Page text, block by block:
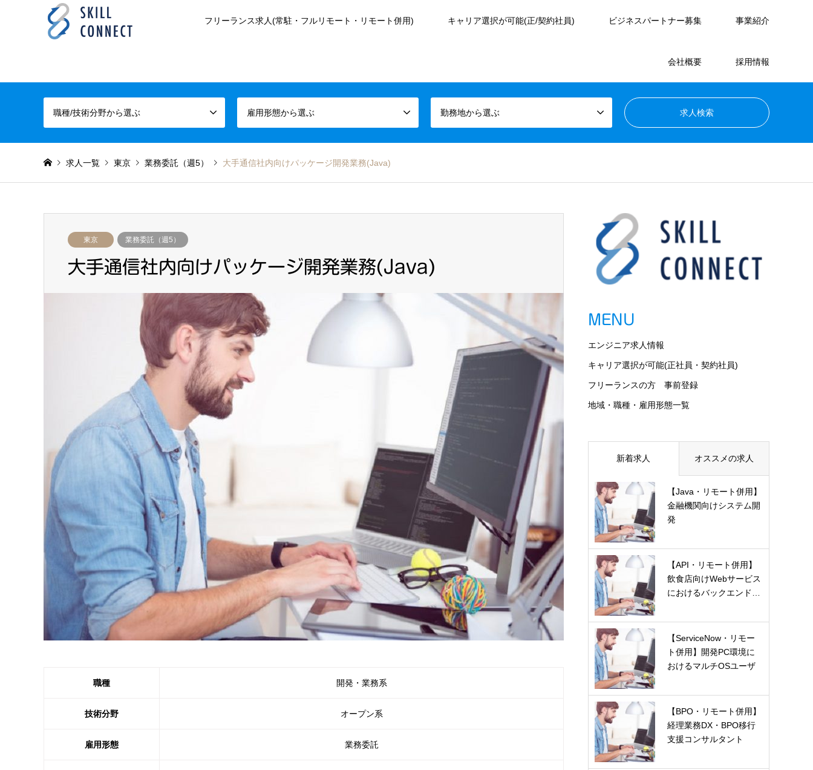
フリーランス求人(常駐・フルリモート・リモート併用) キャリア選択が可能(正/契約社員) ビジネスパートナー募集 事業紹介
会社概要 採用情報
職種/技術分野から選ぶ 雇用形態から選ぶ 勤務地から選ぶ
求人一覧 東京 業務委託（週5） 大手通信社内向けパッケージ開発業務(Java)
東京 業務委託（週5）
大手通信社内向けパッケージ開発業務(Java)
職種 開発・業務系
技術分野 オープン系
雇用形態 業務委託
MENU
エンジニア求人情報
キャリア選択が可能(正社員・契約社員)
フリーランスの方 事前登録
地域・職種・雇用形態一覧
新着求人 オススメの求人
【Java・リモート併用】
金融機関向けシステム開
発
【API・リモート併用】
飲食店向けWebサービス
におけるバックエンド…
【ServiceNow・リモー
ト併用】開発PC環境に
おけるマルチOSユーザ
【BPO・リモート併用】
経理業務DX・BPO移行
支援コンサルタント